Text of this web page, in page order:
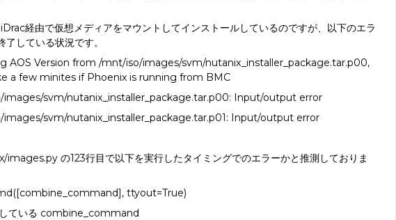
経由で仮想メディアをマウントしてインストールしているのですが、以下のエラ
している状況です。
AOS Version from /mnt/iso/images/svm/nutanix_installer_package.tar.p00,
a few minites if Phoenix is running from BMC
images/svm/nutanix_installer_package.tar.p00: Input/output error
svm/nutanix_installer_package.tar.p01: Input/output error
の123行目で以下を実行したタイミングでのエラーかと推測しておりま
ttyout=True)
ている combine_command